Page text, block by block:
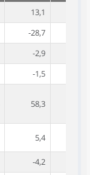
13,1
-28,7
-2,9
-1,5
58,3
5,4
-4,2